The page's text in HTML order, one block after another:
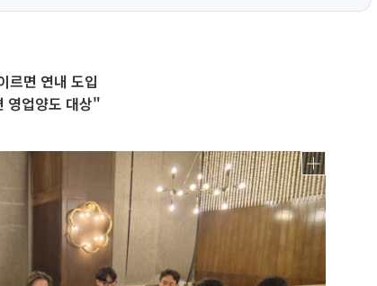
르면 연내 도입
영업양도 대상"